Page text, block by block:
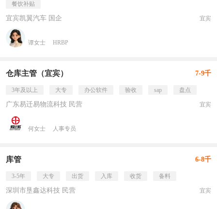
餐饮补贴
宜宾凯翼汽车 国企 宜宾
谭女士 HRBP
仓库主管（宜宾） 7-9千
3年及以上 大专 办公软件 验收 sap 盘点
广东易迁易物流科技 民营 宜宾
何女士 人事专员
库管 6-8千
3-5年 大专 出货 入库 收货 备料
深圳市垦鑫达科技 民营 宜宾